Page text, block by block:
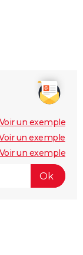
Voir un exemple
un exemple
Voir un exemple